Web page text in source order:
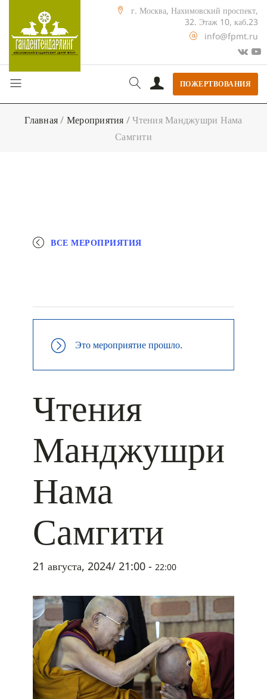
г. Москва, Нахимовский проспект,
32. Этаж 10, каб.23
info@fpmt.ru
ПОЖЕРТВОВАНИЯ
Главная/ Мероприятия /Чтения Манджушри Нама
Самгити
ВСЕ МЕРОПРИЯТИЯ
Это мероприятие прошло.
Чтения
Манджушри
Нама
Самгити
21 августа, 2024/ 21:00 - 22:00